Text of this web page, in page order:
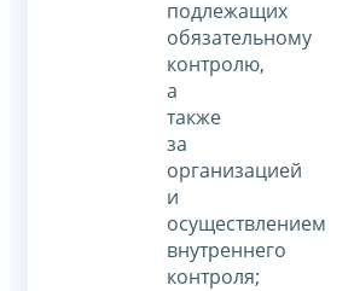
подлежащих
обязательному
контролю,
а
также
за
организацией
и
осуществлением
внутреннего
контроля;